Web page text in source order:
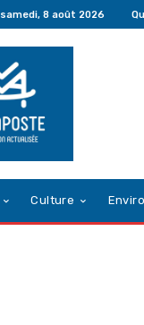
samedi, 8 août 2026
Culture